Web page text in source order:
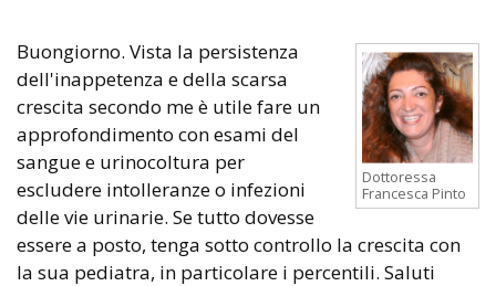
Dottoressa
Francesca Pinto
Buongiorno. Vista la persistenza
dell'inappetenza e della scarsa
crescita secondo me è utile fare un
approfondimento con esami del
sangue e urinocoltura per
escludere intolleranze o infezioni
delle vie urinarie. Se tutto dovesse
essere a posto, tenga sotto controllo la crescita con
la sua pediatra, in particolare i percentili. Saluti